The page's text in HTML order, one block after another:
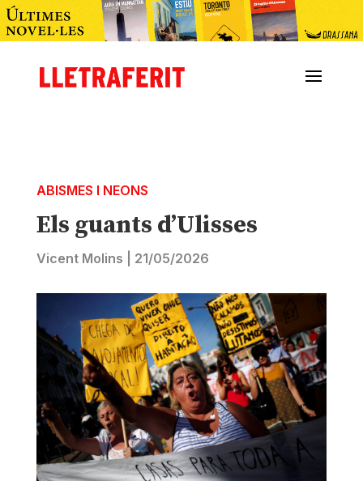
ABISMES I NEONS
Els guants d’Ulisses
Vicent Molins 21/05/2026